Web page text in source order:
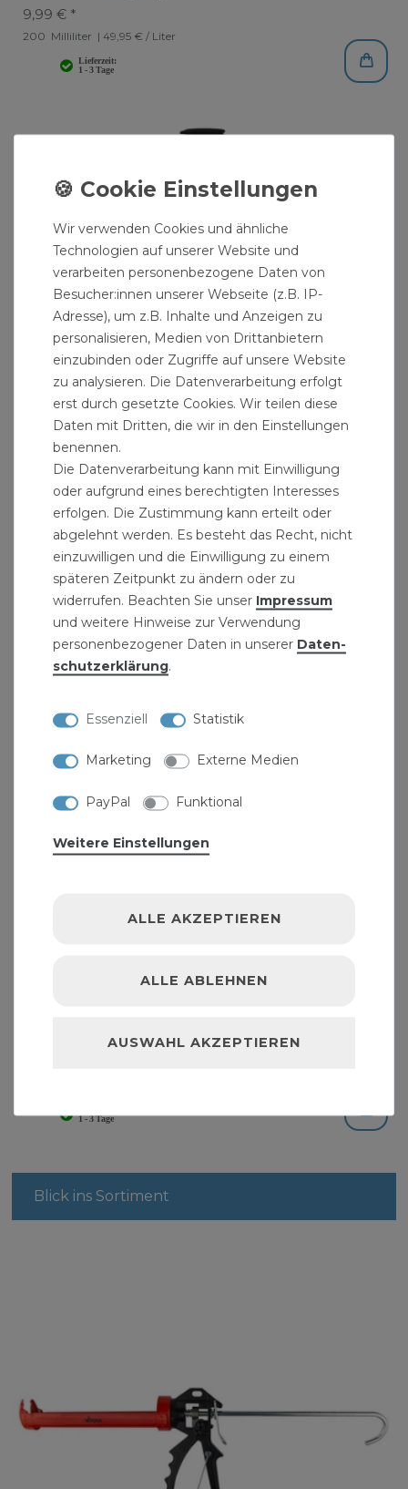
9,99 € *
200 Milliliter | 49,95 € / Liter
Beko Brunnenschaum 750 ml für NBS-PISTOLE
11,79 € *
Milliliter | 15,72 € / Liter
Komponenten Mischpolymer
Blick ins Sortiment
Wir verwenden Cookies und ähnliche
Technologien auf unserer Website und
verarbeiten personenbezogene Daten von
Besucher:innen unserer Webseite (z.B. IP-
Adresse), um z.B. Inhalte und Anzeigen zu
personalisieren, Medien von Drittanbietern
einzubinden oder Zugriffe auf unsere Website
zu analysieren. Die Datenverarbeitung erfolgt
erst durch gesetzte Cookies. Wir teilen diese
Daten mit Dritten, die wir in den Einstellungen
benennen.
Die Datenverarbeitung kann mit Einwilligung
oder aufgrund eines berechtigten Interesses
erfolgen. Die Zustimmung kann erteilt oder
abgelehnt werden. Es besteht das Recht, nicht
einzuwilligen und die Einwilligung zu einem
späteren Zeitpunkt zu ändern oder zu
widerrufen. Beachten Sie unser Impressum
und weitere Hinweise zur Verwendung
personenbezogener Daten in unserer Daten­
schutz­erklärung.
Essenziell Statistik
Marketing Externe Medien
PayPal Funktional
Weitere Einstellungen
ALLE AKZEPTIEREN
ALLE ABLEHNEN
AUSWAHL AKZEPTIEREN